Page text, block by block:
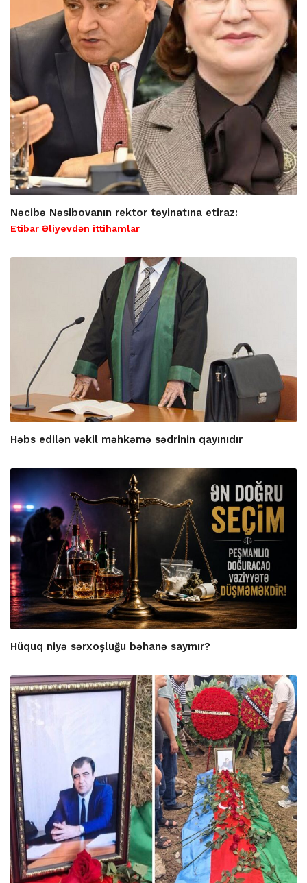
Nəcibə Nəsibovanın rektor təyinatına etiraz:
Etibar Əliyevdən ittihamlar
Həbs edilən vəkil məhkəmə sədrinin qayınıdır
Hüquq niyə sərxoşluğu bəhanə saymır?